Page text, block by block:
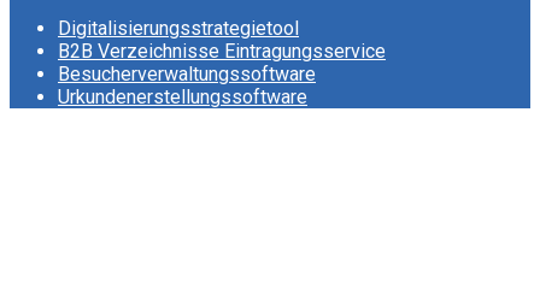
Digitalisierungsstrategietool
B2B Verzeichnisse Eintragungsservice
Besucherverwaltungssoftware
Urkundenerstellungssoftware